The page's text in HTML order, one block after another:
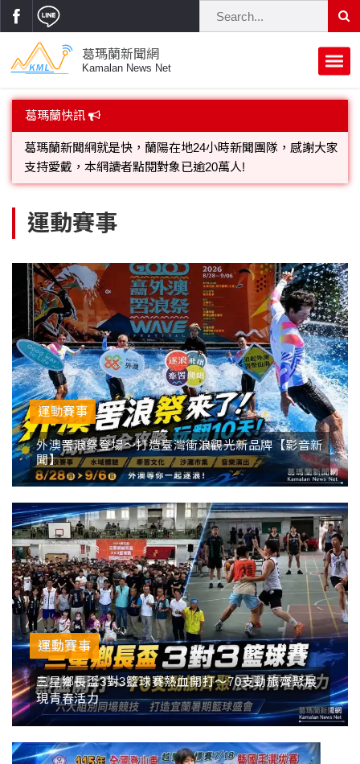
葛瑪蘭新聞網
Kamalan News Net
首頁
蘭陽大代誌
府會議題
交通警消
地方大小事
校園動態
原住民動態
軍事新聞
立法院
府院動態
選舉新聞
立委選舉
縣市長選舉
議員民代選舉
鄉鎮長村里長選舉
五合一選舉
親子活動
公益行善
溫馨關懷
藝文走廊
民俗薪傳
藝文展覽
專題講座
話說文史
水色流光映城東～名家齊聚展藝風
時尚你我他
休閒旅遊
時尚行業
美食料理
景點介紹
醫療養生
醫藥新訊
衞生保健
【博愛醫療公益服務隊】專欄
產業科技
科技新知
產業招商
求職徵才
財經稅務
農林漁牧
房產理財
我要爆料
網友爆料
檢舉投訴
活動專頁
讀者投稿
全國運動會
宜蘭國際童玩節
宜蘭綠色博覽會
運動賽事
葛瑪蘭快訊
歡迎廣告託播，刊頭或新聞欄位:圖片或影音檔可連結指定官
網;詳洽各記者或聯繫：0910-259565洽詢。
支持愛戴，本網讀者點閱對象已逾20萬人!
運動賽事
運動賽事
外澳罟浪祭登場～打造臺灣衝浪觀光新品牌【影音新
聞】
運動賽事
三星鄉長盃3對3籃球賽熱血開打～70支勁旅齊聚展
現青春活力